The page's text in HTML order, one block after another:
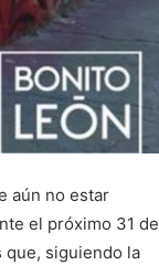
aún no estar
el próximo 31 de
que, siguiendo la